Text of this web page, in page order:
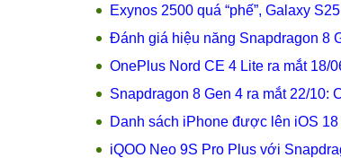
Exynos 2500 quá “phế”, Galaxy
Đánh giá hiệu năng Snapdragon 8
OnePlus Nord CE 4 Lite ra mắt 18/
Snapdragon 8 Gen 4 ra mắt 22/10:
Danh sách iPhone được lên iOS
iQOO Neo 9S Pro Plus với